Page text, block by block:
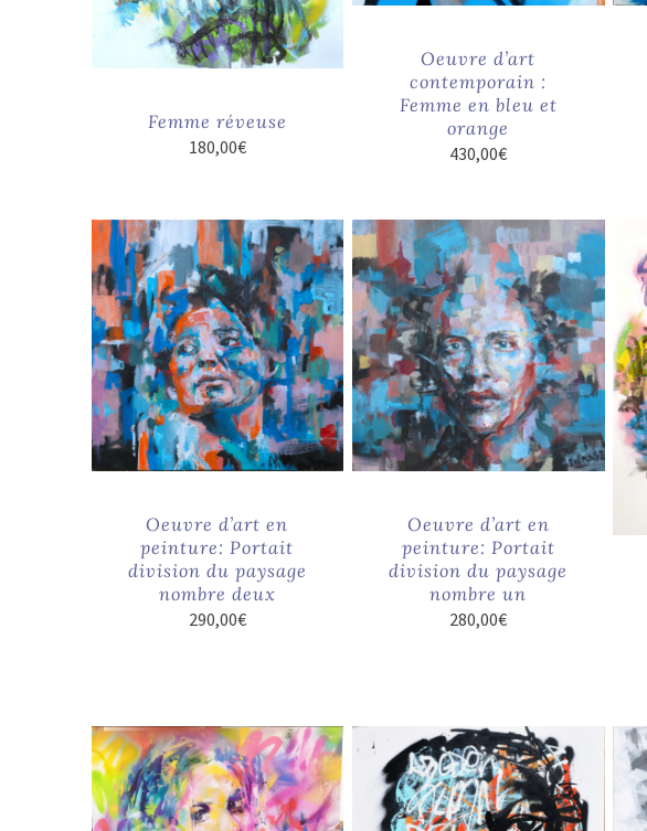
Femme réveuse
180,00€
Oeuvre d’art
contemporain :
Femme en bleu et
orange
430,00€
Oeuvre d’art en
peinture: Portait
division du paysage
nombre deux
290,00€
Oeuvre d’art en
peinture: Portait
division du paysage
nombre un
280,00€